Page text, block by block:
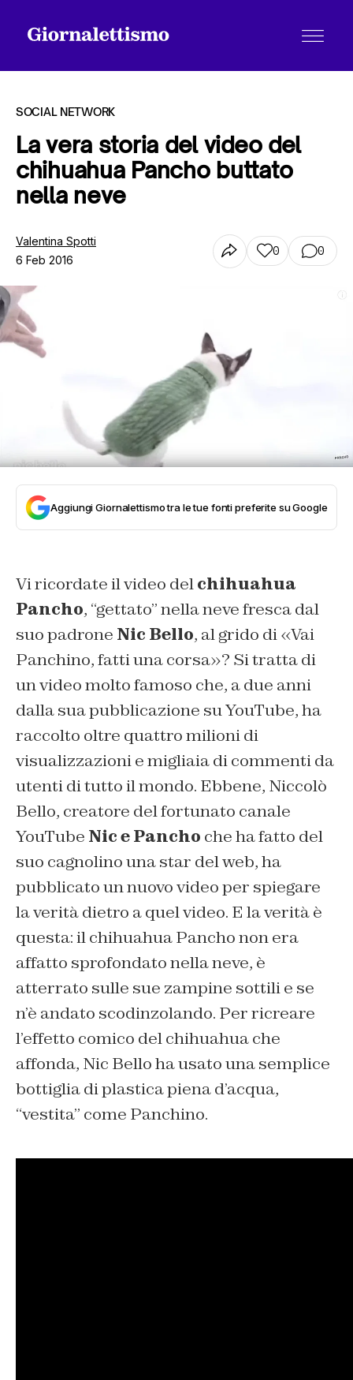
Tutti gli articoli
Chi siamo
Contatti
SOCIAL NETWORK
La vera storia del video del
chihuahua Pancho buttato
nella neve
Valentina Spotti
6 Feb 2016
0 0
Aggiungi Giornalettismo tra le tue fonti preferite su Google
Vi ricordate il video delchihuahua
Pancho, “gettato” nella neve fresca dal
suo padrone Nic Bello, al grido di «Vai
Panchino, fatti una corsa»? Si tratta di
un video molto famoso che, a due anni
dalla sua pubblicazione su YouTube, ha
raccolto oltre quattro milioni di
visualizzazioni e migliaia di commenti da
utenti di tutto il mondo. Ebbene, Niccolò
Bello, creatore del fortunato canale
YouTube Nic e Pancho che ha fatto del
suo cagnolino una star del web, ha
pubblicato un nuovo video per spiegare
la verità dietro a quel video. E la verità è
questa: il chihuahua Pancho non era
affatto sprofondato nella neve, è
atterrato sulle sue zampine sottili e se
n’è andato scodinzolando. Per ricreare
l’effetto comico del chihuahua che
affonda, Nic Bello ha usato una semplice
bottiglia di plastica piena d’acqua,
“vestita” come Panchino.